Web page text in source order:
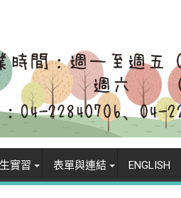
實習 表單與連結 ENGLISH